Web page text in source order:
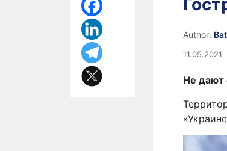
Author:
11.05.2021
Не дают